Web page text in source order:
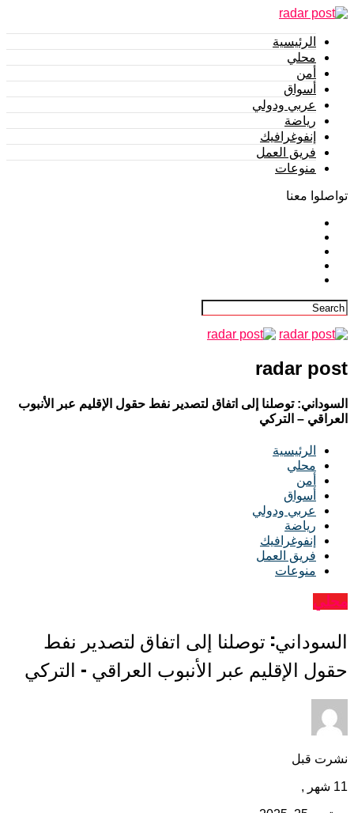
الرئيسية
محلي
أمن
أسواق
عربي ودولي
رياضة
إنفوغرافيك
فريق العمل
منوعات
تواصلوا معنا
radar post
السوداني: توصلنا إلى اتفاق لتصدير نفط حقول الإقليم عبر الأنبوب
العراقي – التركي
الرئيسية
محلي
أمن
أسواق
عربي ودولي
رياضة
إنفوغرافيك
فريق العمل
منوعات
محلي
السوداني: توصلنا إلى اتفاق لتصدير نفط
حقول الإقليم عبر الأنبوب العراقي – التركي
نشرت قبل
11 شهر ,